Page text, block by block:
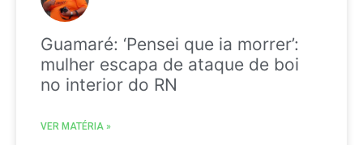
Guamaré: ‘Pensei que ia morrer’:
mulher escapa de ataque de boi
no interior do RN
VER MATÉRIA »